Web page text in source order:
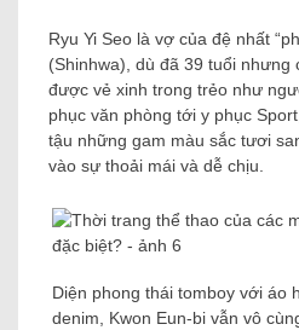
Ryu Yi Seo là vợ của đệ nhất
(Shinhwa), dù đã 39 tuổi nhưng
được vẻ xinh trong trẻo như
phục văn phòng tới y phục
tậu những gam màu sắc tươi
vào sự thoải mái và dễ chịu.
Diện phong thái tomboy với áo
denim, Kwon Eun-bi vẫn vô